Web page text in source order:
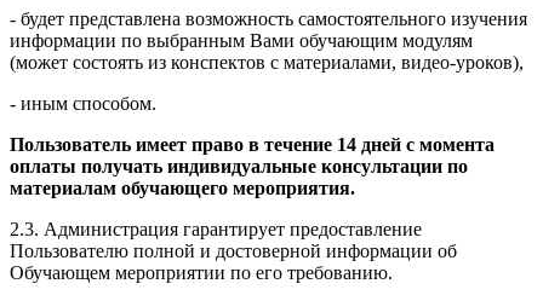
- будет представлена возможность самостоятельного изучения
информации по выбранным Вами обучающим модулям
(может состоять из конспектов с материалами, видео-уроков),
- иным способом.
Пользователь имеет право в течение 14 дней с момента
оплаты получать индивидуальные консультации по
материалам обучающего мероприятия.
2.3. Администрация гарантирует предоставление
Пользователю полной и достоверной информации об
Обучающем мероприятии по его требованию.